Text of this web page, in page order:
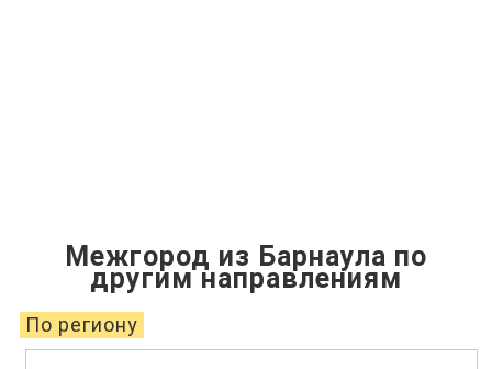
Межгород из Барнаула по
другим направлениям
По региону